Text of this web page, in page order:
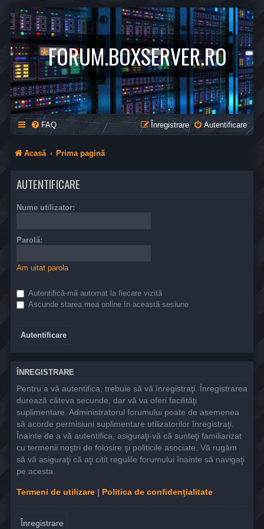
*FORUM.BOXSERVER.RO
FAQ Autentificare
Înregistrare
Acasă Prima pagină
AUTENTIFICARE
Nume utilizator:
Parolă:
Am uitat parola
Autentifică-mă automat la fiecare vizită
Ascunde starea mea online în această sesiune
ÎNREGISTRARE
Pentru a vă autentifica, trebuie să vă înregistraţi. Înregistrarea
durează câteva secunde, dar vă va oferi facilităţi
suplimentare. Administratorul forumului poate de asemenea
să acorde permisiuni suplimentare utilizatorilor înregistraţi.
Înainte de a vă autentifica, asiguraţi-vă că sunteţi familiarizat
cu termenii noştri de folosire şi politicile asociate. Vă rugăm
să vă asiguraţi că aţi citit regulile forumului înainte să navigaţi
pe acesta.
Termeni de utilizare | Politica de confidenţialitate
Înregistrare